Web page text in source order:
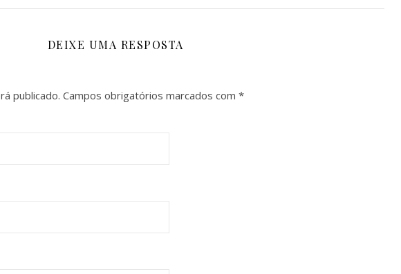
DEIXE UMA RESPOSTA
publicado. Campos obrigatórios marcados com *